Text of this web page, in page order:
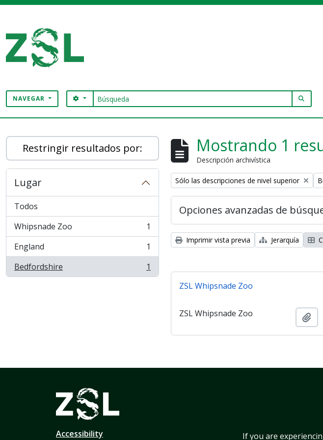
NAVEGAR Búsqueda
SEARCH OPTIONS
Restringir resultados por:
Lugar
Todos
Whipsnade Zoo
, 1 resultados
1
England
, 1 resultados
1
Bedfordshire
, 1 resultados 1
Mostrando 1
Descripción archivística
Remove filter:
Sólo las descripciones de nivel superior
Opciones avanzadas de
Imprimir vista previa Jerarquía
ZSL Whipsnade Zoo
ZSL Whipsnade Zoo
Accessibility If you are